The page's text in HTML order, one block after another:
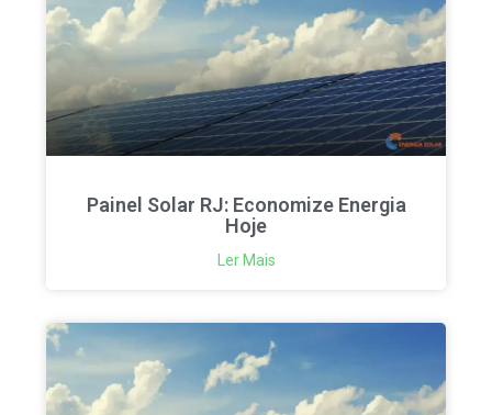
Painel Solar RJ: Economize Energia
Hoje
Ler Mais